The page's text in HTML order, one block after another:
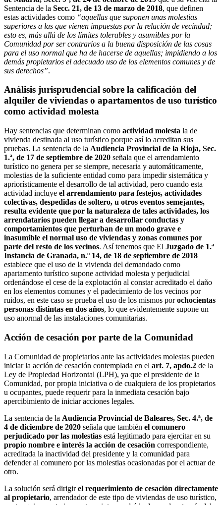
Sentencia de la Secc. 21, de 13 de marzo de 2018, que definen
estas actividades como “aquellas que suponen unas molestias
superiores a las que vienen impuestas por la relación de vecindad;
esto es, más allá de los límites tolerables y asumibles por la
Comunidad por ser contrarios a la buena disposición de las cosas
para el uso normal que ha de hacerse de aquellas; impidiendo a los
demás propietarios el adecuado uso de los elementos comunes y de
sus derechos”.
Análisis jurisprudencial sobre la calificación del
alquiler de viviendas o apartamentos de uso turístico
como actividad molesta
Hay sentencias que determinan como actividad molesta la de
vivienda destinada al uso turístico porque así lo acreditan sus
pruebas. La sentencia de la Audiencia Provincial de la Rioja, Sec.
1.ª, de 17 de septiembre de 2020 señala que el arrendamiento
turístico no genera per se siempre, necesaria y automáticamente,
molestias de la suficiente entidad como para impedir sistemática y
apriorísticamente el desarrollo de tal actividad, pero cuando esta
actividad incluye el arrendamiento para festejos, actividades
colectivas, despedidas de soltero, u otros eventos semejantes,
resulta evidente que por la naturaleza de tales actividades, los
arrendatarios pueden llegar a desarrollar conductas y
comportamientos que perturban de un modo grave e
inasumible el normal uso de viviendas y zonas comunes por
parte del resto de los vecinos. Así tenemos que El Juzgado de 1.ª
Instancia de Granada, n.º 14, de 18 de septiembre de 2018
establece que el uso de la vivienda del demandado como
apartamento turístico supone actividad molesta y perjudicial
ordenándose el cese de la explotación al constar acreditado el daño
en los elementos comunes y el padecimiento de los vecinos por
ruidos, en este caso se prueba el uso de los mismos porochocientas
personas distintas en dos años, lo que evidentemente supone un
uso anormal de las instalaciones comunitarias.
Acción de cesación por parte de la Comunidad
La Comunidad de propietarios ante las actividades molestas pueden
iniciar la acción de cesación contemplada en el art. 7, apdo.2 de la
Ley de Propiedad Horizontal (LPH), ya que el presidente de la
Comunidad, por propia iniciativa o de cualquiera de los propietarios
u ocupantes, puede requerir para la inmediata cesación bajo
apercibimiento de iniciar acciones legales.
La sentencia de la Audiencia Provincial de Baleares, Sec. 4.ª, de
4 de diciembre de 2020 señala que también el comunero
perjudicado por las molestias está legitimado para ejercitar en su
propio nombre e interés la acción de cesación correspondiente,
acreditada la inactividad del presidente y la comunidad para
defender al comunero por las molestias ocasionadas por el actuar de
otro.
La solución será dirigirel requerimiento de cesación directamente
al propietario, arrendador de este tipo de viviendas de uso turístico,